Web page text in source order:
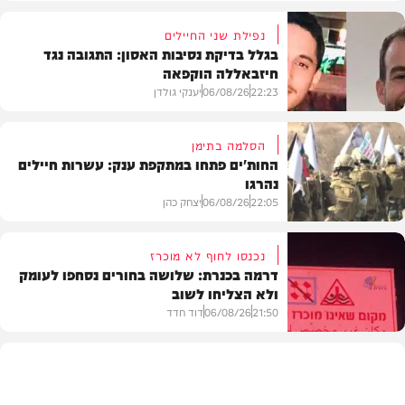
צבא וביטחון
נפילת שני החיילים
בגלל בדיקת נסיבות האסון: התגובה נגד
חיזבאללה הוקפאה
22:23
06/08/26יענקי גולדן
בעולם
הסלמה בתימן
החות'ים פתחו במתקפת ענק: עשרות חיילים
נהרגו
22:05
06/08/26יצחק כהן
נכנסו לחוף לא מוכרז
דרמה בכנרת: שלושה בחורים נסחפו לעומק
ולא הצליחו לשוב
21:50
06/08/26דוד חדד